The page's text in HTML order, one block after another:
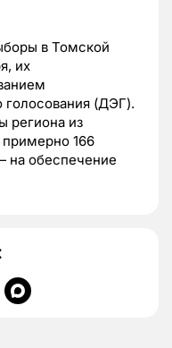
в Томской
их
голосования (ДЭГ).
региона из
примерно 166
на обеспечение